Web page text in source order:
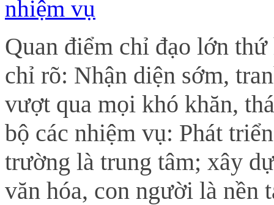
nhiệm vụ
Quan điểm chỉ đạo lớn
chỉ rõ: Nhận diện sớm,
vượt qua mọi khó khăn,
bộ các nhiệm vụ: Phát
trường là trung tâm; xây
văn hóa, con người là nền